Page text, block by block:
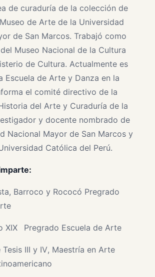
de curaduría de la colección de
de Arte de la Universidad
de San Marcos. Trabajó como
Museo Nacional de la Cultura
de Cultura. Actualmente es
Escuela de Arte y Danza en la
el comité directivo de la
del Arte y Curaduría de la
y docente nombrado de
Nacional Mayor de San Marcos y
Católica del Perú.
Barroco y Rococó Pregrado
XIX Pregrado Escuela de Arte
Tesis III y IV, Maestría en Arte